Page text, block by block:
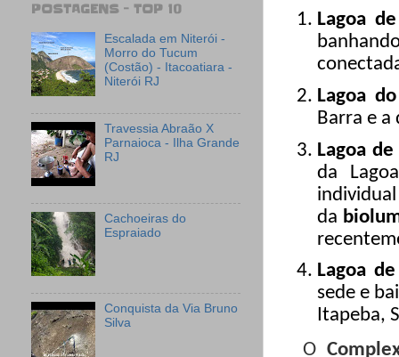
Lagoa
Lagoa
Barra e
Lagoa de
da
da
Lagoa
sede e
Itapeba,
O
POSTAGENS - TOP 10
Escalada em Niterói -
Morro do Tucum
(Costão) - Itacoatiara -
Niterói RJ
Travessia Abraão X
Parnaioca - Ilha Grande
RJ
Cachoeiras do
Espraiado
Conquista da Via Bruno
Silva